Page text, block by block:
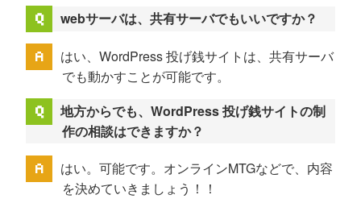
webサーバは、共有サーバでもいいですか？
はい、WordPress 投げ銭サイトは、共有サーバ
でも動かすことが可能です。
地方からでも、WordPress 投げ銭サイトの制
作の相談はできますか？
はい。可能です。オンラインMTGなどで、内容
を決めていきましょう！！